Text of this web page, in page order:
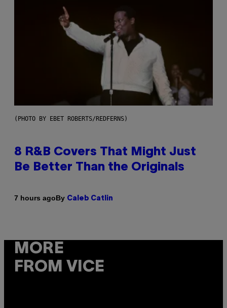
(PHOTO BY EBET ROBERTS/REDFERNS)
8 R&B Covers That Might Just
Be Better Than the Originals
7 hours agoBy Caleb Catlin
MORE
FROM VICE